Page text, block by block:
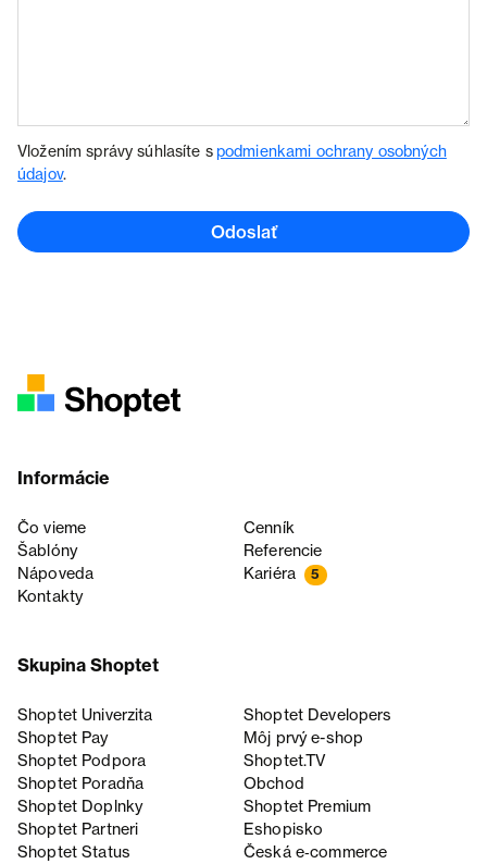
Vložením správy súhlasíte spodmienkami ochrany osobných
údajov.
Odoslať
Informácie
Čo vieme
Cenník
Šablóny
Referencie
Nápoveda
Kariéra 5
Kontakty
Skupina Shoptet
Shoptet Univerzita
Shoptet Developers
Shoptet Pay
Môj prvý e-shop
Shoptet Podpora
Shoptet.TV
Shoptet Poradňa
Obchod
Shoptet Doplnky
Shoptet Premium
Shoptet Partneri
Eshopisko
Shoptet Status
Česká e‑commerce